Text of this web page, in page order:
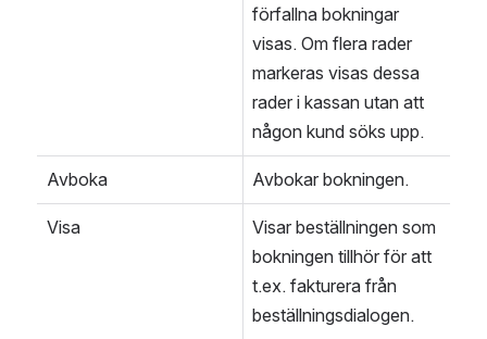
förfallna bokningar
visas. Om flera rader
markeras visas dessa
rader i kassan utan att
någon kund söks upp.
Avboka Avbokar bokningen.
Visa
Visar beställningen som
bokningen tillhör för att
t.ex. fakturera från
beställningsdialogen.